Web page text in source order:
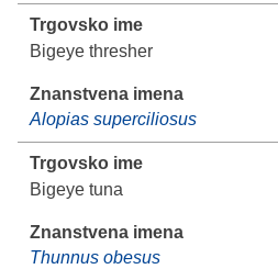
Bigeye thresher
Alopias superciliosus
Bigeye tuna
Thunnus obesus